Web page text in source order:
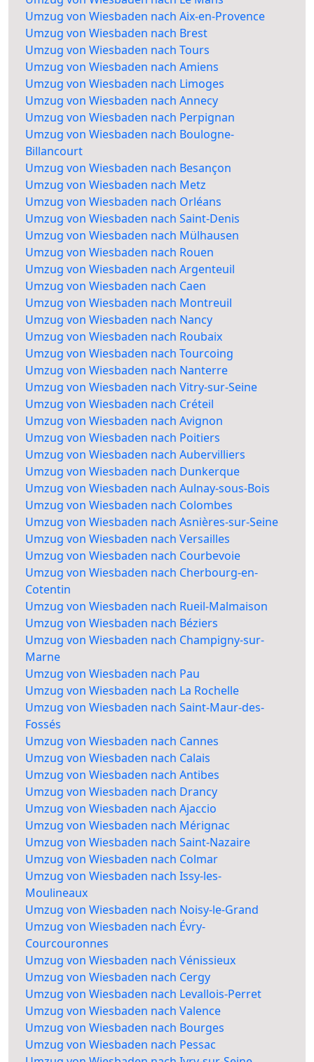
Umzug von Wiesbaden nach Aix-en-Provence
Umzug von Wiesbaden nach Brest
Umzug von Wiesbaden nach Tours
Umzug von Wiesbaden nach Amiens
Umzug von Wiesbaden nach Limoges
Umzug von Wiesbaden nach Annecy
Umzug von Wiesbaden nach Perpignan
Umzug von Wiesbaden nach Boulogne-
Billancourt
Umzug von Wiesbaden nach Besançon
Umzug von Wiesbaden nach Metz
Umzug von Wiesbaden nach Orléans
Umzug von Wiesbaden nach Saint-Denis
Umzug von Wiesbaden nach Mülhausen
Umzug von Wiesbaden nach Rouen
Umzug von Wiesbaden nach Argenteuil
Umzug von Wiesbaden nach Caen
Umzug von Wiesbaden nach Montreuil
Umzug von Wiesbaden nach Nancy
Umzug von Wiesbaden nach Roubaix
Umzug von Wiesbaden nach Tourcoing
Umzug von Wiesbaden nach Nanterre
Umzug von Wiesbaden nach Vitry-sur-Seine
Umzug von Wiesbaden nach Créteil
Umzug von Wiesbaden nach Avignon
Umzug von Wiesbaden nach Poitiers
Umzug von Wiesbaden nach Aubervilliers
Umzug von Wiesbaden nach Dunkerque
Umzug von Wiesbaden nach Aulnay-sous-Bois
Umzug von Wiesbaden nach Colombes
Umzug von Wiesbaden nach Asnières-sur-Seine
Umzug von Wiesbaden nach Versailles
Umzug von Wiesbaden nach Courbevoie
Umzug von Wiesbaden nach Cherbourg-en-
Cotentin
Umzug von Wiesbaden nach Rueil-Malmaison
Umzug von Wiesbaden nach Béziers
Umzug von Wiesbaden nach Champigny-sur-
Marne
Umzug von Wiesbaden nach Pau
Umzug von Wiesbaden nach La Rochelle
Umzug von Wiesbaden nach Saint-Maur-des-
Fossés
Umzug von Wiesbaden nach Cannes
Umzug von Wiesbaden nach Calais
Umzug von Wiesbaden nach Antibes
Umzug von Wiesbaden nach Drancy
Umzug von Wiesbaden nach Ajaccio
Umzug von Wiesbaden nach Mérignac
Umzug von Wiesbaden nach Saint-Nazaire
Umzug von Wiesbaden nach Colmar
Umzug von Wiesbaden nach Issy-les-
Moulineaux
Umzug von Wiesbaden nach Noisy-le-Grand
Umzug von Wiesbaden nach Évry-
Courcouronnes
Umzug von Wiesbaden nach Vénissieux
Umzug von Wiesbaden nach Cergy
Umzug von Wiesbaden nach Levallois-Perret
Umzug von Wiesbaden nach Valence
Umzug von Wiesbaden nach Bourges
Umzug von Wiesbaden nach Pessac